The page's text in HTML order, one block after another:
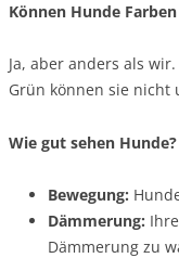
Können Hunde
Ja, aber anders als
Grün können sie nicht
Wie gut sehen Hunde?
Bewegung:
Dämmerung:
Dämmerung zu